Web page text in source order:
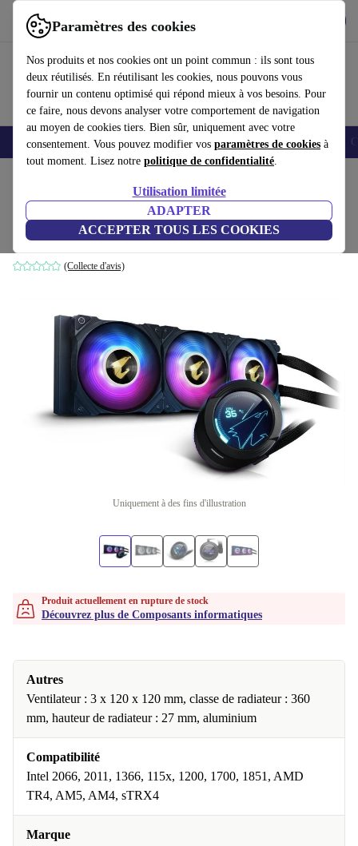
Paramètres des cookies
Nos produits et nos cookies ont un point commun : ils sont tous
deux réutilisés. En réutilisant les cookies, nous pouvons vous
fournir un contenu optimisé qui répond mieux à vos besoins. Pour
ce faire, nous devons analyser votre comportement de navigation
au moyen de cookies tiers. Bien sûr, uniquement avec votre
consentement. Vous pouvez modifier vos paramètres de cookies à
tout moment. Lisez notre politique de confidentialité.
Utilisation limitée
ADAPTER
ACCEPTER TOUS LES COOKIES
Utilisez refurbed rapidement et facilement
Smartphones Laptops Tablettes Montres connectées Accessoires
Gigabyte AORUS Waterforce X
360
(Collecte d'avis)
Uniquement à des fins d'illustration
Produit actuellement en rupture de stock
Découvrez plus de Composants informatiques
Autres
Ventilateur : 3 x 120 x 120 mm, classe de radiateur : 360
mm, hauteur de radiateur : 27 mm, aluminium
Compatibilité
Intel 2066, 2011, 1366, 115x, 1200, 1700, 1851, AMD
TR4, AM5, AM4, sTRX4
Marque